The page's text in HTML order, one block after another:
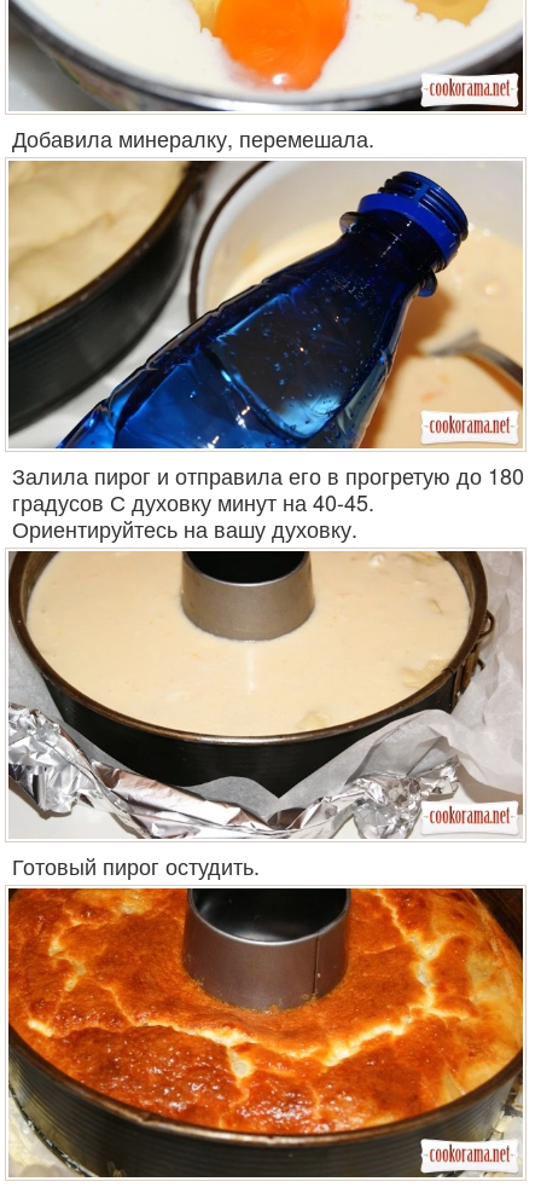
Добавила минералку, перемешала.
Залила пирог и отправила его в прогретую до 180
градусов С духовку минут на 40-45.
Ориентируйтесь на вашу духовку.
Готовый пирог остудить.